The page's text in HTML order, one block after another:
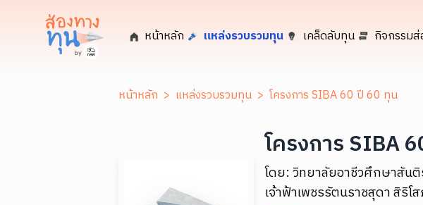
หน้าหลัก แหล่งรวบรวมทุน เคล็ดลับทุน กิจกรรม
หน้าหลัก > แหล่งรวบรวมทุน > โครงการ SIBA 60 ปี 60 ทุน
โครงการ SIBA
โดย: วิทยาลัยอาชีวศึกษาสันติ
เจ้าฟ้าเพชรรัตนราชสุดา สิริ